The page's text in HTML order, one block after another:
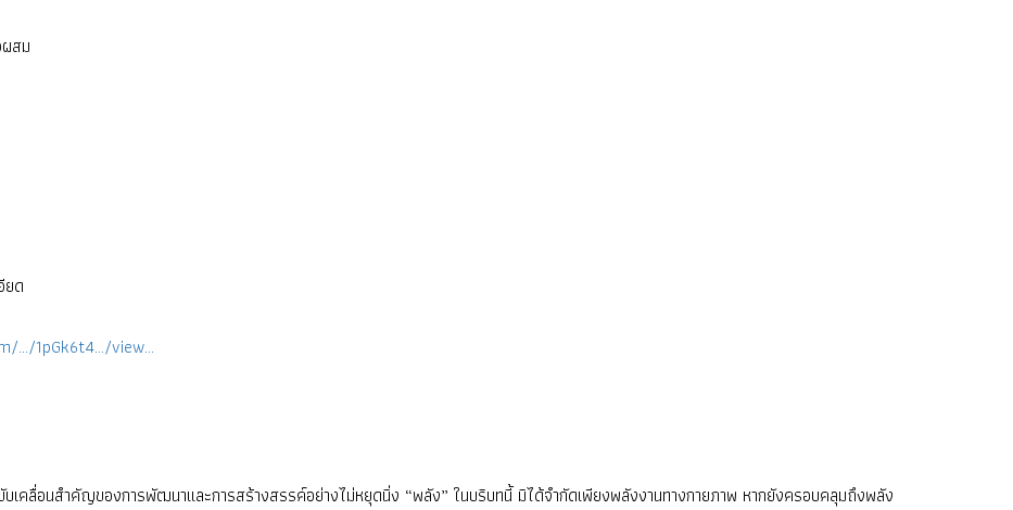
สม
ยด
…/1pGk6t4…/view…
เคลื่อนสำคัญของการพัฒนาและการสร้างสรรค์อย่างไม่หยุดนิ่ง “พลัง” ในบริบทนี้ มิได้จำกัดเพียงพลังงานทางกายภาพ หากยังครอบคลุมถึงพลัง